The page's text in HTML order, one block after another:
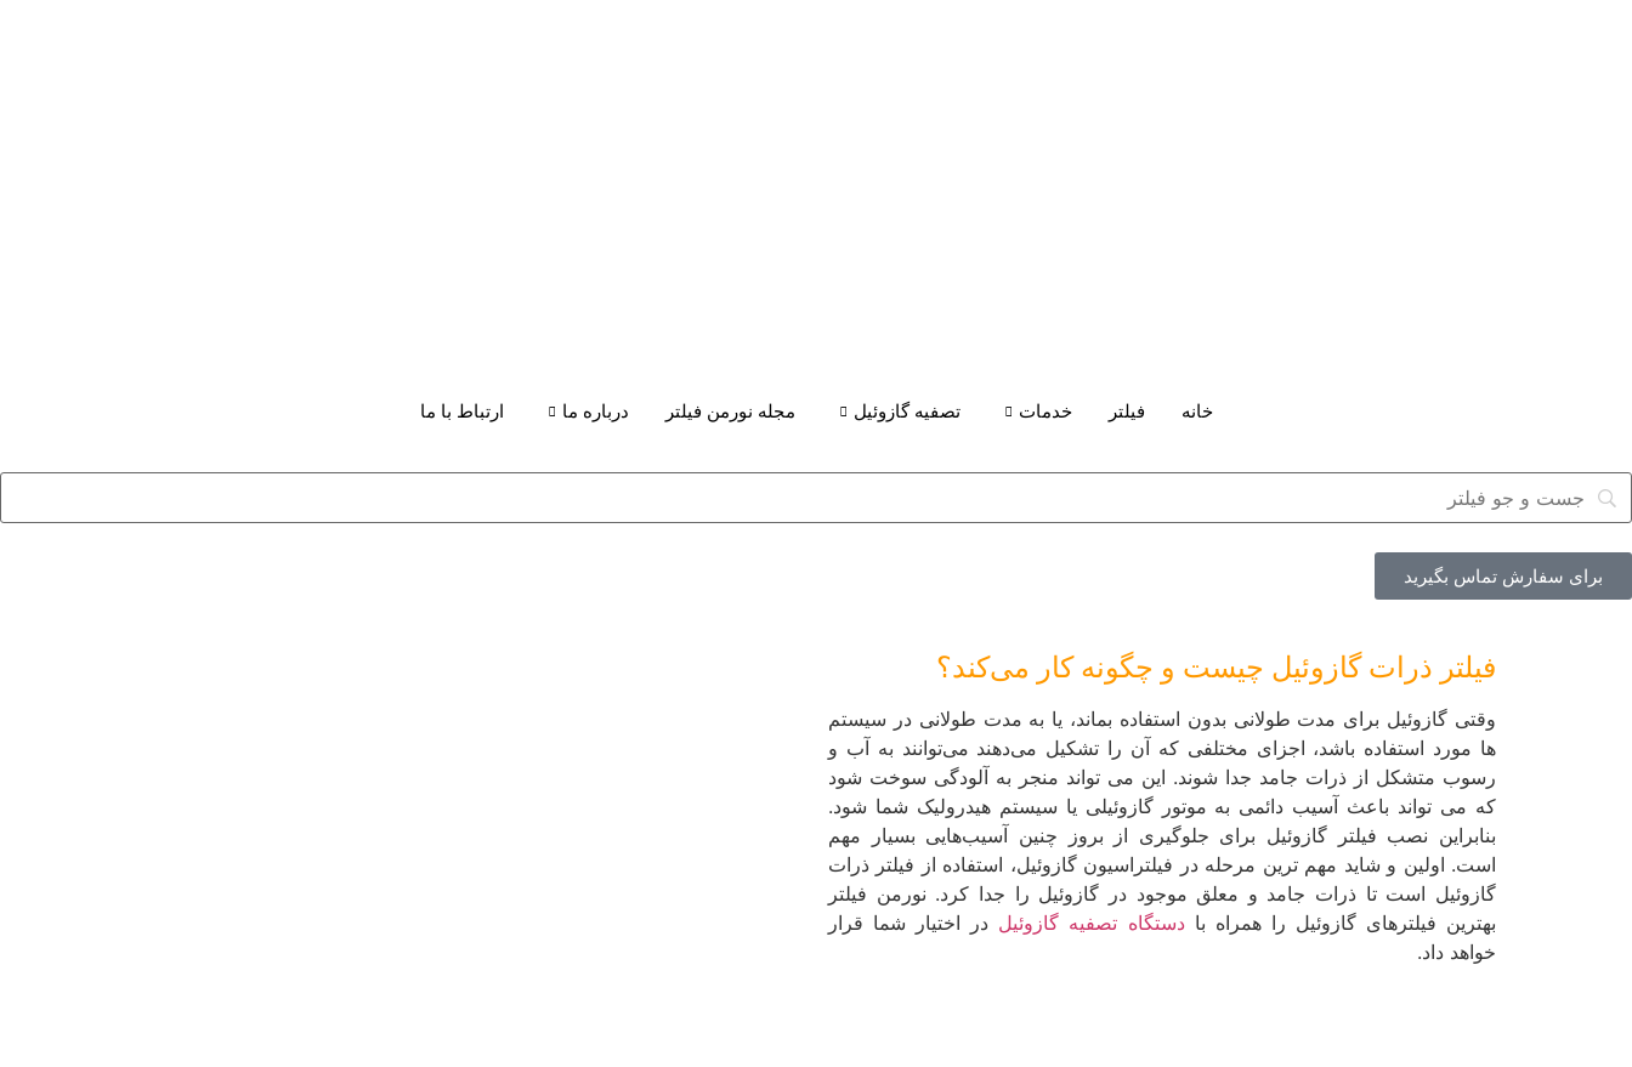
خانه فیلتر خدمات تصفیه گازوئیل مجله نورمن فیلتر درباره ما ارتباط با ما
برای سفارش تماس بگیرید
فیلتر ذرات گازوئیل چیست و چگونه کار می‌کند؟
وقتی گازوئیل برای مدت طولانی بدون استفاده بماند، یا به مدت طولانی در سیستم
ها مورد استفاده باشد، اجزای مختلفی که آن را تشکیل می‌دهند می‌توانند به آب و
رسوب متشکل از ذرات جامد جدا شوند. این می تواند منجر به آلودگی سوخت شود
که می تواند باعث آسیب دائمی به موتور گازوئیلی یا سیستم هیدرولیک شما شود.
بنابراین نصب فیلتر گازوئیل برای جلوگیری از بروز چنین آسیب‌هایی بسیار مهم
است. اولین و شاید مهم ترین مرحله در فیلتراسیون گازوئیل، استفاده از فیلتر ذرات
گازوئیل است تا ذرات جامد و معلق موجود در گازوئیل را جدا کرد. نورمن فیلتر
بهترین فیلترهای گازوئیل را همراه بادستگاه تصفیه گازوئیل در اختیار شما قرار
خواهد داد.